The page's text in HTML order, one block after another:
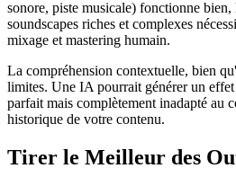
sonore, piste musicale) fonctionne bien,
soundscapes riches et complexes
mixage et mastering humain.
La compréhension contextuelle, bien
limites. Une IA pourrait générer un
parfait mais complètement inadapté au
historique de votre contenu.
Tirer le Meilleur des